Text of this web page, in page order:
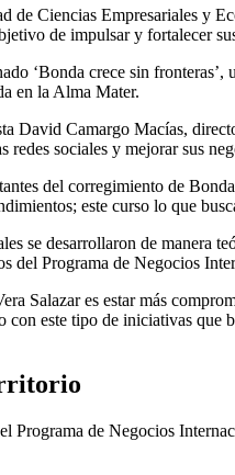
de Ciencias Empresariales y
de impulsar y fortalecer
‘Bonda crece sin
en la Alma Mater.
David Camargo Macías,
redes sociales y mejorar sus
del corregimiento de
este curso lo que
se desarrollaron de
del Programa de Negocios
Salazar es estar más
este tipo de iniciativas
de Negocios